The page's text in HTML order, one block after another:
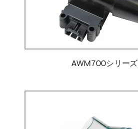
AWM700シリーズ